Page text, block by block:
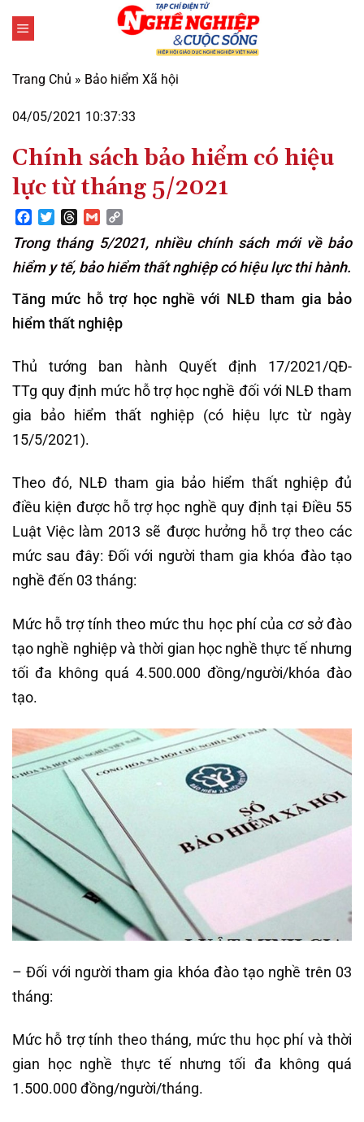
qua
dung
Trang Chủ » Bảo hiểm Xã hội
04/05/2021 10:37:33
Chính sách bảo hiểm có hiệu
lực từ tháng 5/2021
Facebook
TwitterThreads
Gmail
Trong tháng 5/2021, nhiều chính sách mới về bảo
hiểm y tế, bảo hiểm thất nghiệp có hiệu lực thi hành.
Tăng mức hỗ trợ học nghề với NLĐ tham gia bảo
hiểm thất nghiệp
Thủ tướng ban hành Quyết định 17/2021/QĐ-
TTg quy định mức hỗ trợ học nghề đối với NLĐ tham
gia bảo hiểm thất nghiệp (có hiệu lực từ ngày
15/5/2021).
Theo đó, NLĐ tham gia bảo hiểm thất nghiệp đủ
điều kiện được hỗ trợ học nghề quy định tại Điều 55
Luật Việc làm 2013 sẽ được hưởng hỗ trợ theo các
mức sau đây: Đối với người tham gia khóa đào tạo
nghề đến 03 tháng:
Mức hỗ trợ tính theo mức thu học phí của cơ sở đào
tạo nghề nghiệp và thời gian học nghề thực tế nhưng
tối đa không quá 4.500.000 đồng/người/khóa đào
tạo.
– Đối với người tham gia khóa đào tạo nghề trên 03
tháng:
Mức hỗ trợ tính theo tháng, mức thu học phí và thời
gian học nghề thực tế nhưng tối đa không quá
1.500.000 đồng/người/tháng.